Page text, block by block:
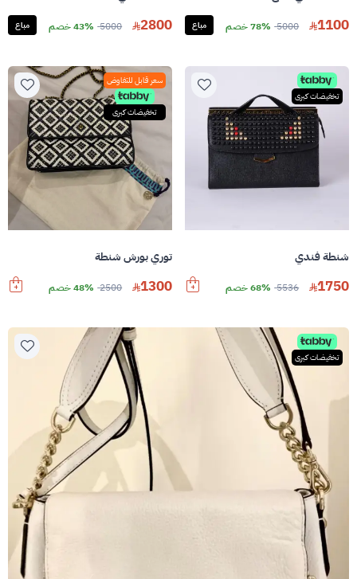
1100
5000 78% خصم مباع 2800
5000 43% خصم مباع
تخفيضات كبرى
شنطة فندي
1750
5536 68% خصم
سعر قابل للتفاوض
تخفيضات كبرى
توري بورش شنطة
1300
2500 48% خصم
تخفيضات كبرى